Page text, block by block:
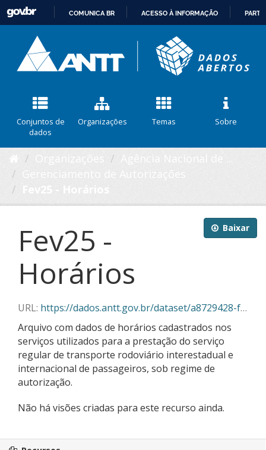
CONTEÚDO
COMUNICA BR ACESSO À INFORMAÇÃO
Conjuntos de
dados
Organizações Temas Sobre
Baixar
Fev25 -
Horários
URL: https://dados.antt.gov.br/dataset/a8729428-f382-430c-abe5-6e5f85aa9a03/resource/fb1735ba-f87f-4963-9741-b67bbbf801f1/download/horarios_02_2025.csv
Arquivo com dados de horários cadastrados nos
serviços utilizados para a prestação do serviço
regular de transporte rodoviário interestadual e
internacional de passageiros, sob regime de
autorização.
Não há visões criadas para este recurso ainda.